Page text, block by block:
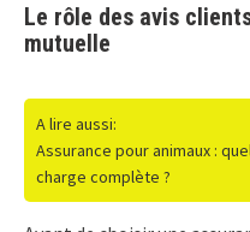
Le rôle des avis
mutuelle
A lire aussi:
Assurance pour animaux :
charge complète ?